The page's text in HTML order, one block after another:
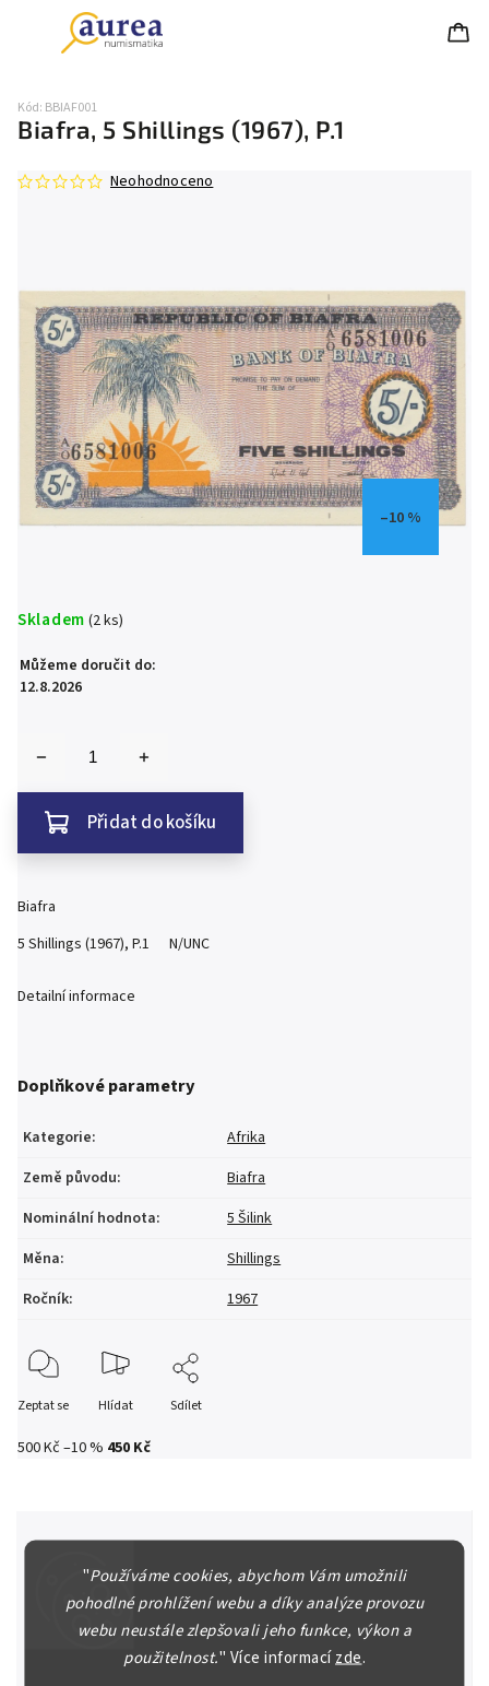
"Používáme cookies, abychom Vám umožnili
pohodlné prohlížení webu a díky analýze provozu
webu neustále zlepšovali jeho funkce, výkon a
použitelnost." Více informacízde.
Biafra, 5 Shillings (1967), P.1
Kód: BBIAF001
Neohodnoceno
–10 %
500 Kč–10 % 450 Kč
Skladem (2 ks)
Můžeme doručit do:
12.8.2026
Přidat do košíku
Biafra
5 Shillings (1967), P.1 N/UNC
Detailní informace
Doplňkové parametry
Kategorie:
Afrika
Země původu:
Biafra
Nominální hodnota:
5 Šilink
Měna:
Shillings
Ročník: 1967
Zeptat se Hlídat Sdílet
Špičkové služby za nejlepší ceny
Náš kolektiv specialistů a znalců se Vám bude plně věnovat.
Posoudíme kvalitu a pravost Vašeho materiálu, prodáme v naší
aukci nebo Vám poradíme kam investovat.